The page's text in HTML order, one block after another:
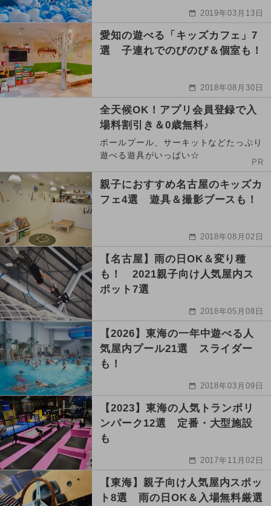
2019年03月13日
愛知の遊べる「キッズカフェ」7
選 子連れでのびのび＆個室も！
2018年08月30日
全天候OK！アプリ会員登録で入
場料割引き＆0歳無料♪
ボールプール、サーキットなどたっぷり
遊べる遊具がいっぱい☆
PR
親子におすすめ名古屋のキッズカ
フェ4選 遊具＆撮影ブースも！
2018年08月02日
【名古屋】雨の日OK＆変り種
も！ 2021親子向け人気屋内ス
ポット7選
2018年05月08日
【2026】東海の一年中遊べる人
気屋内プール21選 スライダー
も！
2018年03月09日
【2023】東海の人気トランポリ
ンパーク12選 定番・大型施設
も
2017年11月02日
【東海】親子向け人気屋内スポッ
ト8選 雨の日OK＆入場無料厳選